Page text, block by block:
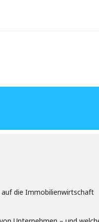
auf die Immobilienwirtschaft